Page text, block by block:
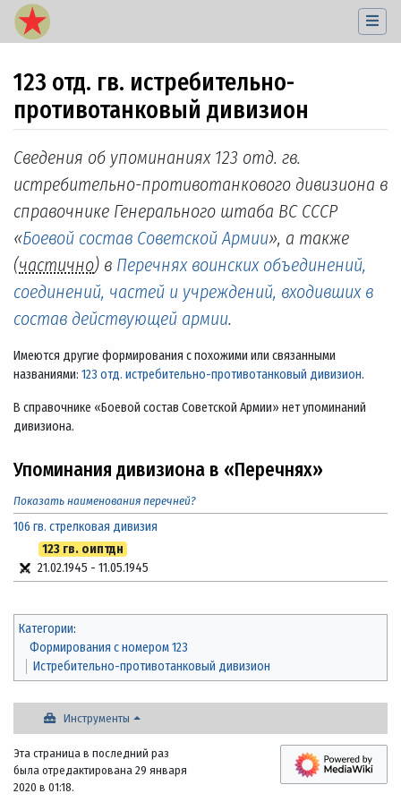
123 отд. гв. истребительно-
противотанковый дивизион
Перейти к:навигация,поиск
Сведения об упоминаниях 123 отд. гв.
истребительно-противотанкового дивизиона в
справочнике Генерального штаба ВС СССР
«Боевой состав Советской Армии», а также
(частично) в Перечнях воинских объединений,
соединений, частей и учреждений, входивших в
состав действующей армии.
Имеются другие формирования с похожими или связанными
названиями: 123 отд. истребительно-противотанковый дивизион.
В справочнике «Боевой состав Советской Армии» нет упоминаний
дивизиона.
Упоминания дивизиона в «Перечнях»
Показать наименования перечней?
106 гв. стрелковая дивизия
123 гв. оиптдн
21.02.1945 - 11.05.1945
Категории:
Формирования с номером 123
Истребительно-противотанковый дивизион
Инструменты
Эта страница в последний раз
была отредактирована 29 января
2020 в 01:18.